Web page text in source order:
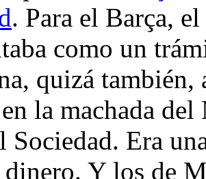
. Para el Barça,
como un
quizá
la machada del
Sociedad. Era
dinero. Y los de